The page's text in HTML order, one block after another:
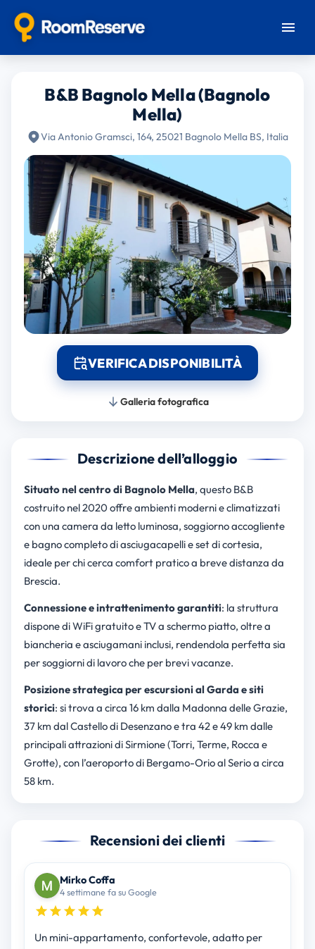
B&B Bagnolo Mella (Bagnolo
Mella)
Via Antonio Gramsci, 164, 25021 Bagnolo Mella BS, Italia
VERIFICA DISPONIBILITÀ
Galleria fotografica
Descrizione dell’alloggio
Situato nel centro di Bagnolo Mella, questo B&B
costruito nel 2020 offre ambienti moderni e climatizzati
con una camera da letto luminosa, soggiorno accogliente
e bagno completo di asciugacapelli e set di cortesia,
ideale per chi cerca comfort pratico a breve distanza da
Brescia.
Connessione e intrattenimento garantiti: la struttura
dispone di WiFi gratuito e TV a schermo piatto, oltre a
biancheria e asciugamani inclusi, rendendola perfetta sia
per soggiorni di lavoro che per brevi vacanze.
Posizione strategica per escursioni al Garda e siti
storici: si trova a circa 16 km dalla Madonna delle Grazie,
37 km dal Castello di Desenzano e tra 42 e 49 km dalle
principali attrazioni di Sirmione (Torri, Terme, Rocca e
Grotte), con l’aeroporto di Bergamo-Orio al Serio a circa
58 km.
Recensioni dei clienti
Mirko Coffa
4 settimane fa su Google
Un mini-appartamento, confortevole, adatto per